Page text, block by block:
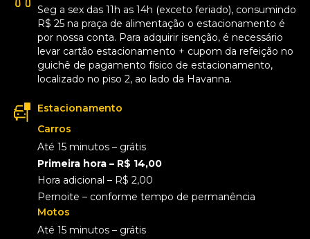
Seg a sex das 11h as 14h (exceto feriado), consumindo
R$ 25 na praça de alimentação o estacionamento é
por nossa conta. Para adquirir isenção, é necessário
levar cartão estacionamento + cupom da refeição no
guichê de pagamento físico de estacionamento,
localizado no piso 2, ao lado da Havanna.
Estacionamento
Carros
Até 15 minutos – grátis
Primeira hora – R$ 14,00
Hora adicional – R$ 2,00
Pernoite – conforme tempo de permanência
Motos
Até 15 minutos – grátis